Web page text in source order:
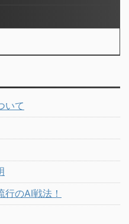
いて
行のAI戦法！